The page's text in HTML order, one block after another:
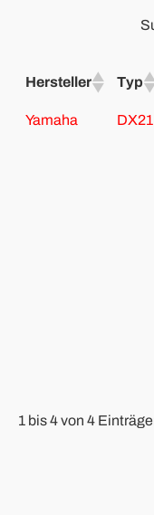
Hersteller Typ
Yamaha DX21
1 bis 4 von 4